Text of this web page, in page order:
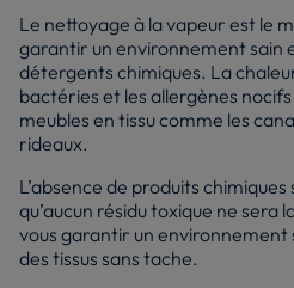
Le nettoyage à la vapeur est le
garantir un environnement sain
détergents chimiques. La
bactéries et les allergènes
meubles en tissu comme les
rideaux.
L’absence de produits
qu’aucun résidu toxique ne sera
vous garantir un
des tissus sans tache.